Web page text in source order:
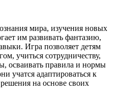
мира, изучения новых
им развивать фантазию,
Игра позволяет детям
учиться сотрудничеству,
осваивать правила и нормы
учатся адаптироваться к
на основе своих